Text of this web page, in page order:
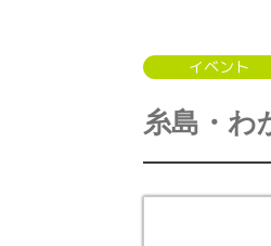
イベント
糸島・わ